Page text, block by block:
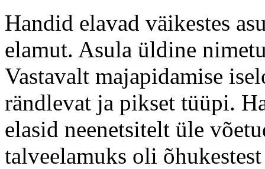
Handid elavad väikestes
elamut. Asula üldine
Vastavalt majapidamise
rändlevat ja pikset tüüpi.
elasid neenetsitelt üle
talveelamuks oli